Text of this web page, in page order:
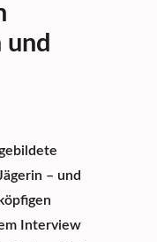
und
– und
Interview